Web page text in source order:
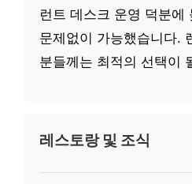
런트 데스크 운영 덕분에
문제없이 가능했습니다.
분들께는 최적의 선택이
레스토랑 및 조식